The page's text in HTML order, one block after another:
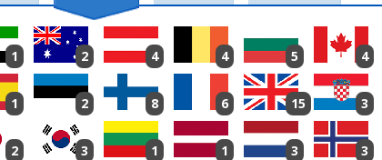
1 2 4 4 5 4
1 2 8 6 15 3
2 3 1 1 3 3